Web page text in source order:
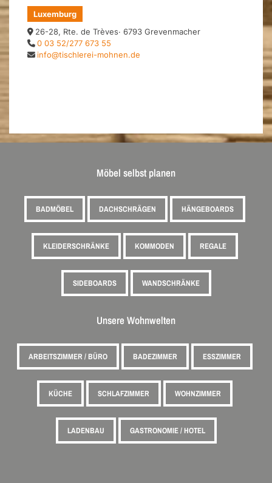
Luxemburg
26-28, Rte. de Trèves· 6793 Grevenmacher
0 03 52/277 673 55
info@tischlerei-mohnen.de
Möbel selbst planen
BADMÖBEL DACHSCHRÄGEN HÄNGEBOARDS
KLEIDERSCHRÄNKE KOMMODEN REGALE
SIDEBOARDS WANDSCHRÄNKE
Unsere Wohnwelten
ARBEITSZIMMER / BÜRO BADEZIMMER ESSZIMMER
KÜCHE SCHLAFZIMMER WOHNZIMMER
LADENBAU GASTRONOMIE / HOTEL